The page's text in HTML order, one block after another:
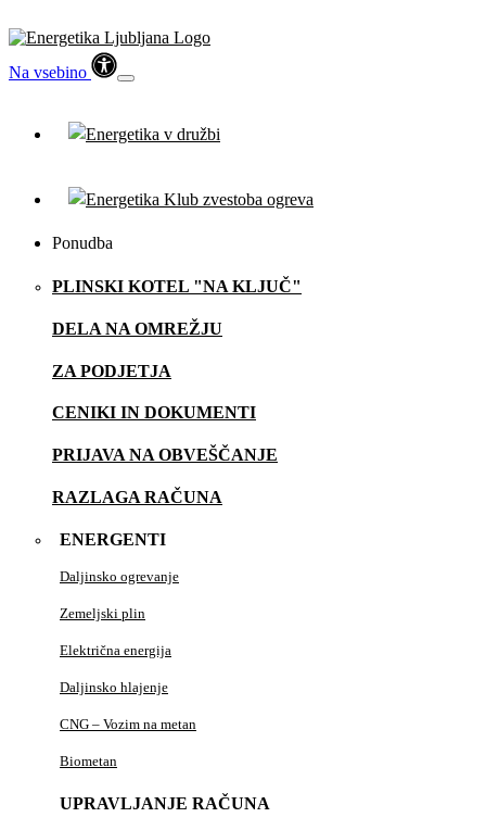
Na vsebino
Ponudba
PLINSKI KOTEL "NA KLJUČ"
DELA NA OMREŽJU
ZA PODJETJA
CENIKI IN DOKUMENTI
PRIJAVA NA OBVEŠČANJE
RAZLAGA RAČUNA
ENERGENTI
Daljinsko ogrevanje
Zemeljski plin
Električna energija
Daljinsko hlajenje
CNG – Vozim na metan
Biometan
UPRAVLJANJE RAČUNA